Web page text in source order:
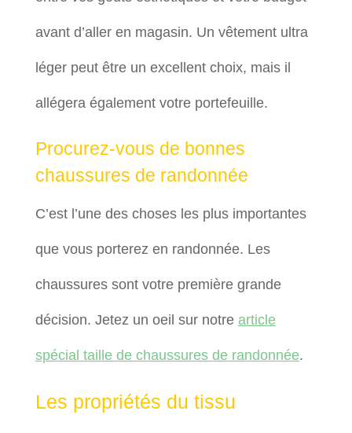
avant d’aller en magasin. Un vêtement ultra
léger peut être un excellent choix, mais il
allégera également votre portefeuille.
Procurez-vous de bonnes
chaussures de randonnée
C’est l’une des choses les plus importantes
que vous porterez en randonnée. Les
chaussures sont votre première grande
décision. Jetez un oeil sur notre article
spécial taille de chaussures de randonnée.
Les propriétés du tissu